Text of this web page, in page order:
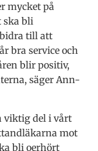
mycket på
ska bli
till att
bra service och
blir positiv,
säger Ann-
viktig del i vårt
mot
bli oerhört